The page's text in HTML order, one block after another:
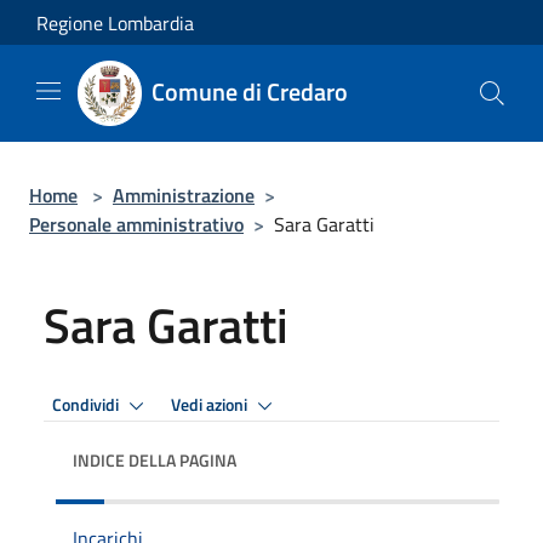
Salta al contenuto principale
Regione Lombardia
Comune di Credaro
Home > Amministrazione >
Personale amministrativo > Sara Garatti
Sara Garatti
Condividi Vedi azioni
INDICE DELLA PAGINA